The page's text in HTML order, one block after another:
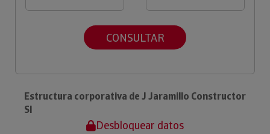
CONSULTAR
Estructura corporativa de J Jaramillo Constructor
Sl
Desbloquear datos